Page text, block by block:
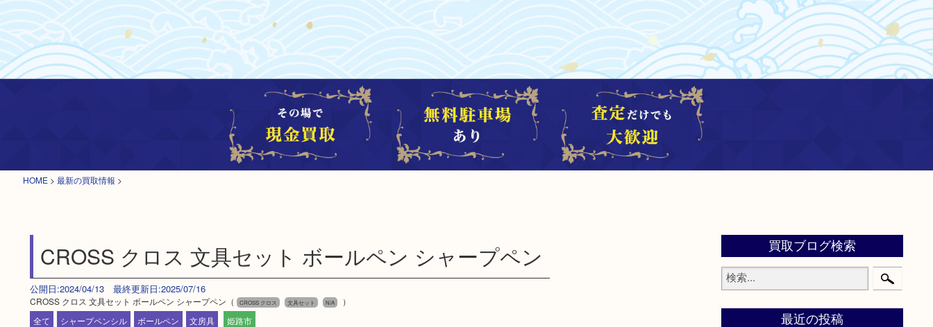
HOME > 最新の買取情報 >
CROSS クロス 文具セット ボールペン シャープペン
公開日:2024/04/13 最終更新日:2025/07/16
CROSS クロス 文具セット ボールペン シャープペン（ CROSS クロス 文具セット N/A
）
全て
シャープペンシル ボールペン 文房具 姫路市
買取ブログ検索
最近の投稿